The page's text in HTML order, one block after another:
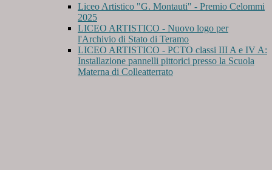
Liceo Artistico "G. Montauti" - Premio Celommi
2025
LICEO ARTISTICO - Nuovo logo per
l'Archivio di Stato di Teramo
LICEO ARTISTICO - PCTO classi III A e IV A:
Installazione pannelli pittorici presso la Scuola
Materna di Colleatterrato